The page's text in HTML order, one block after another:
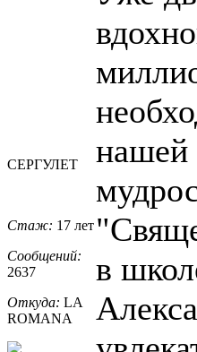
СЕРГУЛЕТ
Стаж: 17 лет
Сообщений:
2637
Откуда: LA
ROMANA
нашей
в